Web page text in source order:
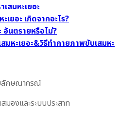
สมหะเยอะ
ยอะ เกิดจากอะไร?
อันตรายหรือไม่?
มหะเยอะ&วิธีทำกายภาพขับเสมหะ
ลักษณาภรณ์
องและระบบประสาท